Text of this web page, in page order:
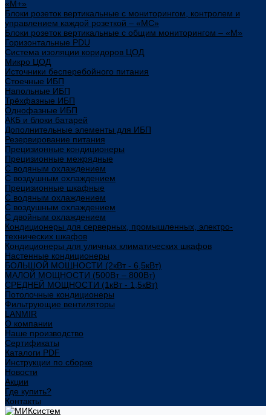
«М+»
Блоки розеток вертикальные с мониторингом, контролем и
управлением каждой розеткой – «МС»
Блоки розеток вертикальные с общим мониторингом – «М»
Горизонтальные PDU
Система изоляции коридоров ЦОД
Микро ЦОД
Источники бесперебойного питания
Стоечные ИБП
Напольные ИБП
Трёхфазные ИБП
Однофазные ИБП
АКБ и блоки батарей
Дополнительные элементы для ИБП
Резервирование питания
Прецизионные кондиционеры
Прецизионные межрядные
С водяным охлаждением
С воздушным охлаждением
Прецизионные шкафные
С водяным охлаждением
С воздушным охлаждением
С двойным охлаждением
Кондиционеры для серверных, промышленных, электро-
технических шкафов
Кондиционеры для уличных климатических шкафов
Настенные кондиционеры
БОЛЬШОЙ МОЩНОСТИ (2кВт - 6,5кВт)
МАЛОЙ МОЩНОСТИ (500Вт – 800Вт)
СРЕДНЕЙ МОЩНОСТИ (1кВт - 1,5кВт)
Потолочные кондиционеры
Фильтрующие вентиляторы
LANMIR
О компании
Наше производство
Сертификаты
Каталоги PDF
Инструкции по сборке
Новости
Акции
Где купить?
Контакты